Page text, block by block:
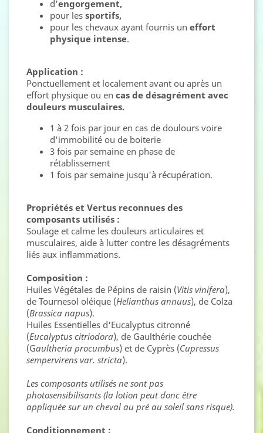
d'engorgement,
pour les sportifs,
pour les chevaux ayant fournis un effort
physique intense.
Application :
Ponctuellement et localement avant ou après un
effort physique ou en cas de désagrément avec
douleurs musculaires.
1 à 2 fois par jour en cas de doulours voire
d'immobilité ou de boiterie
3 fois par semaine en phase de
rétablissement
1 fois par semaine jusqu'à récupération.
Propriétés et Vertus reconnues des
composants utilisés :
Soulage et calme les douleurs articulaires et
musculaires, aide à lutter contre les désagréments
liés aux inflammations.
Composition :
Huiles Végétales de Pépins de raisin (Vitis vinifera),
de Tournesol oléique (Helianthus annuus), de Colza
(Brassica napus).
Huiles Essentielles d'Eucalyptus citronné
(Eucalyptus citriodora), de Gaulthérie couchée
(Gaultheria procumbus) et de Cyprès (Cupressus
sempervirens var. stricta).
Les composants utilisés ne sont pas
photosensibilisants (la lotion peut donc être
appliquée sur un cheval au pré au soleil sans risque).
Conditionnement :